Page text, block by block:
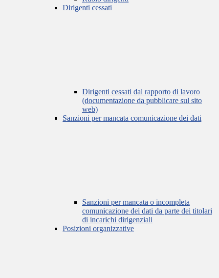
Dirigenti cessati
Dirigenti cessati dal rapporto di lavoro
(documentazione da pubblicare sul sito
web)
Sanzioni per mancata comunicazione dei dati
Sanzioni per mancata o incompleta
comunicazione dei dati da parte dei titolari
di incarichi dirigenziali
Posizioni organizzative